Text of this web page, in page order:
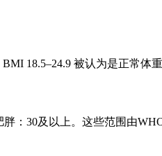
18.5–24.9 被认为是正常
：30及以上。这些范围由